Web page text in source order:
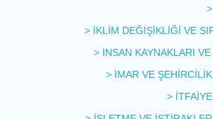
> İKLİM DEĞİŞİKLİĞİ VE
> İNSAN KAYNAKLARI
> İMAR VE
>